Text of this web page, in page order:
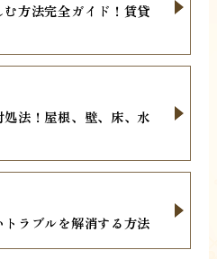
方法完全ガイド！賃貸
法！屋根、壁、床、水
ラブルを解消する方法